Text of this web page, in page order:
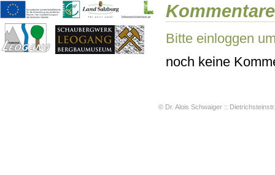
Kommentare
Bitte einloggen
noch keine
© Dr. Alois Schwaiger ::